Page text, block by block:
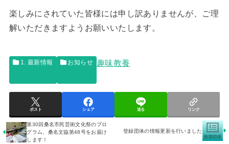
楽しみにされていた皆様には申し訳ありませんが、ご理
解いただきますようお願いいたします。
1. 最新情報 お知らせ 趣味教養
ポスト シェア 送る リンク
第30回桑名市民芸術文化祭のプロ
グラム、桑名文協第48号をお届け
します！
登録団体の情報更新を行いました